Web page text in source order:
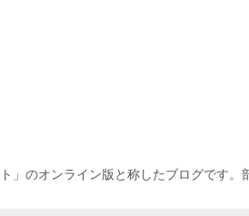
」のオンライン版と称したブログです